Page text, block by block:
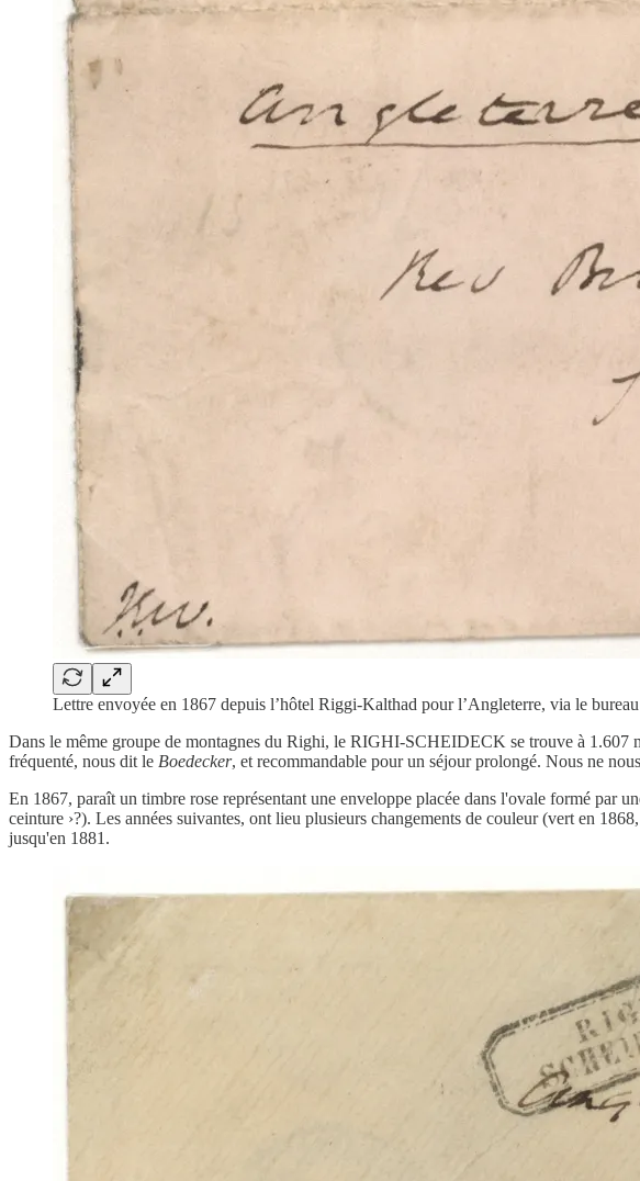
Lettre envoyée en 1867 depuis l’hôtel Riggi-Kalthad pour l’Angleterre, via le
Dans le même groupe de montagnes du Righi, le RIGHI-SCHEIDECK se trouve à 1.607
fréquenté, nous dit le Boedecker, et recommandable pour un séjour prolongé. Nous ne
En 1867, paraît un timbre rose représentant une enveloppe placée dans l'ovale formé par
ceinture ›?). Les années suivantes, ont lieu plusieurs changements de couleur (vert en
jusqu'en 1881.